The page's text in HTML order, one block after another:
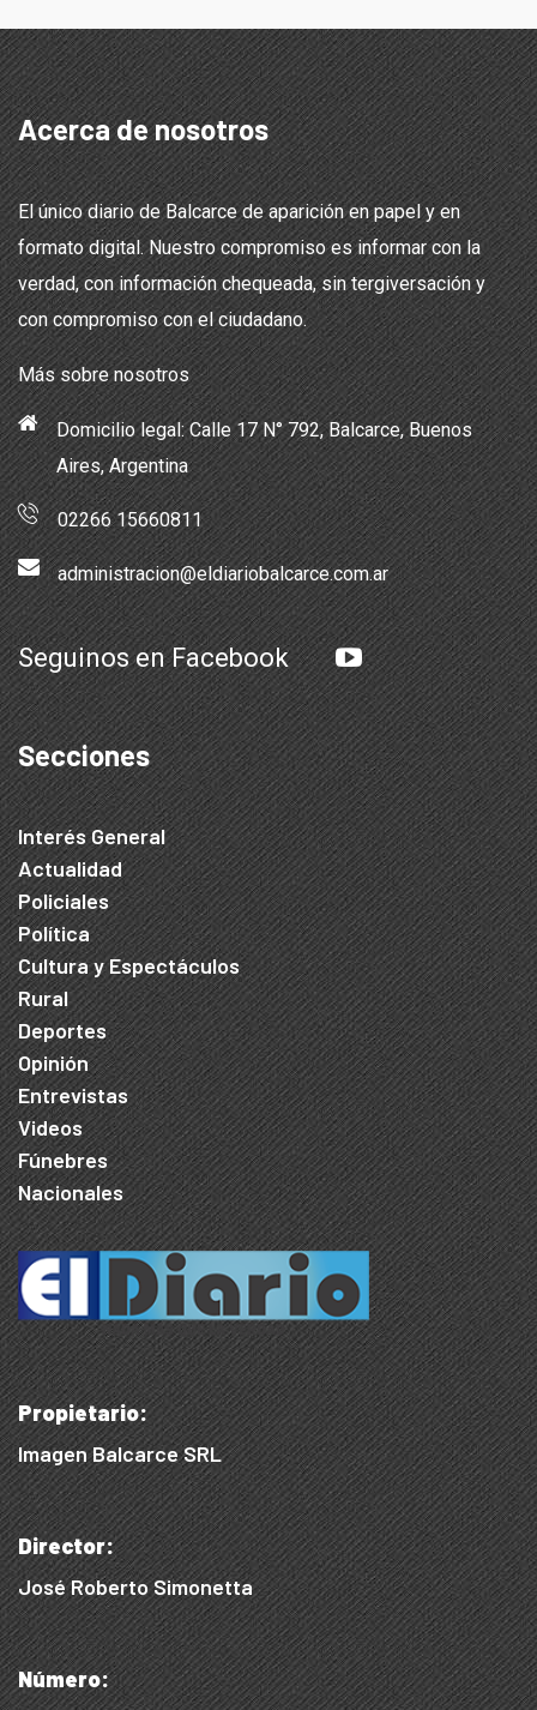
Acerca de nosotros
El único diario de Balcarce de aparición en papel y en
formato digital. Nuestro compromiso es informar con la
verdad, con información chequeada, sin tergiversación y
con compromiso con el ciudadano.
Más sobre nosotros
Domicilio legal: Calle 17 N° 792, Balcarce, Buenos
Aires, Argentina
02266 15660811
administracion@eldiariobalcarce.com.ar
Seguinos en Facebook
Secciones
Interés General
Actualidad
Policiales
Política
Cultura y Espectáculos
Rural
Deportes
Opinión
Entrevistas
Videos
Fúnebres
Nacionales
Propietario:
Imagen Balcarce SRL
Director:
José Roberto Simonetta
Número: